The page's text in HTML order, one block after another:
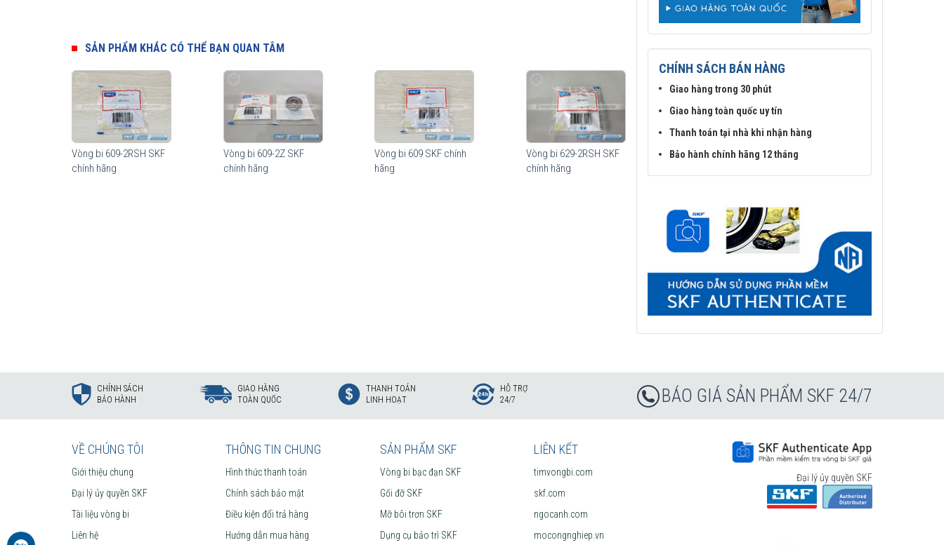
Tuổi thọ của vòng bi SKF 629 thế hệ Explorer bền bỉ hơn rất nhiều so với các hãng vòng bi khác trên thị trường, điều này đã được
hàng triệu khách hàng khắp nơi trên toàn thế giới kiểm chứng.
Cấu tạo vòng bi 629
Vòng bi cầu SKF 629 có nhiều model cấu tạo khác nhau để phù hợp với nhiều nhu cầu sử dụng của khách hàng, cấu tạo khác nhau
nhằm đáp ứng tối đa công năng sử dụng cũng như giảm thiểu chi phí cho từng nhu cầu sử dụng của thiết bị.
SẢN PHẨM KHÁC CÓ THỂ BẠN QUAN TÂM
Vòng bi 609-2RSH SKF
chính hãng
Vòng bi 609-2Z SKF
chính hãng
Vòng bi 609 SKF chính
hãng
Vòng bi 629-2RSH SKF
chính hãng
CHÍNH SÁCH BÁN HÀNG
Giao hàng trong 30 phút
Giao hàng toàn quốc uy tín
Thanh toán tại nhà khi nhận hàng
Bảo hành chính hãng 12 tháng
CHÍNH SÁCH
BẢO HÀNH
GIAO HÀNG
TOÀN QUỐC
THANH TOÁN
LINH HOẠT
HỖ TRỢ
24/7
BÁO GIÁ SẢN PHẨM SKF 24/7
VỀ CHÚNG TÔI
Giới thiệu chung
Đại lý ủy quyền SKF
Tài liệu vòng bi
Liên hệ
THÔNG TIN CHUNG
Hình thức thanh toán
Chính sách bảo mật
Điều kiện đổi trả hàng
Hướng dẫn mua hàng
SẢN PHẨM SKF
Vòng bi bạc đạn SKF
Gối đỡ SKF
Mỡ bôi trơn SKF
Dụng cụ bảo trì SKF
LIÊN KẾT
timvongbi.com
skf.com
ngocanh.com
mocongnghiep.vn
Đại lý ủy quyền SKF